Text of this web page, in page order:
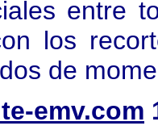
entre
los
de
emv.com